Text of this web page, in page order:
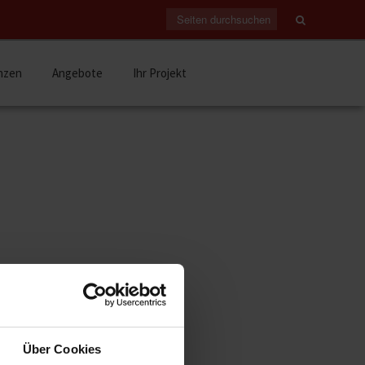
Über Cookies
Angebote Ihr Projekt
eigenen
ARCHIV
Juli 2026(1)
April 2026